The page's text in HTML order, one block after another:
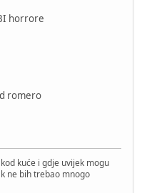
horrore
romero
kuće i gdje uvijek mogu
ne bih trebao mnogo